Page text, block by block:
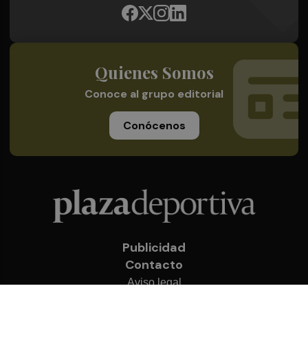
Quienes Somos
Conoce al grupo editorial
Conócenos
Publicidad
Contacto
Aviso legal